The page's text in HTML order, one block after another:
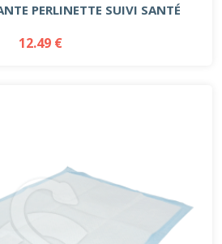
PERLINETTE SUIVI SANTÉ
12.49 €